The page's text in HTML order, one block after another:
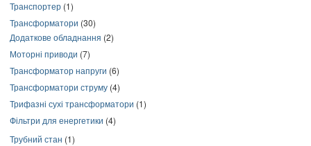
Транспортер (1)
Трансформатори (30)
Додаткове обладнання (2)
Моторні приводи (7)
Трансформатор напруги (6)
Трансформатори струму (4)
Трифазні сухі трансформатори (1)
Фільтри для енергетики (4)
Трубний стан (1)